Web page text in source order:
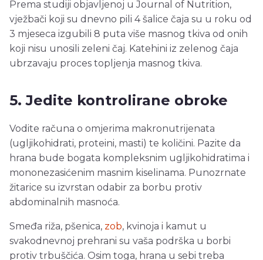
Prema studiji objavljenoj u Journal of Nutrition,
vježbači koji su dnevno pili 4 šalice čaja su u roku od
3 mjeseca izgubili 8 puta više masnog tkiva od onih
koji nisu unosili zeleni čaj. Katehini iz zelenog čaja
ubrzavaju proces topljenja masnog tkiva.
5. Jedite kontrolirane obroke
Vodite računa o omjerima makronutrijenata
(ugljikohidrati, proteini, masti) te količini. Pazite da
hrana bude bogata kompleksnim ugljikohidratima i
mononezasićenim masnim kiselinama. Punozrnate
žitarice su izvrstan odabir za borbu protiv
abdominalnih masnoća.
Smeđa riža, pšenica, zob, kvinoja i kamut u
svakodnevnoj prehrani su vaša podrška u borbi
protiv trbuščića. Osim toga, hrana u sebi treba